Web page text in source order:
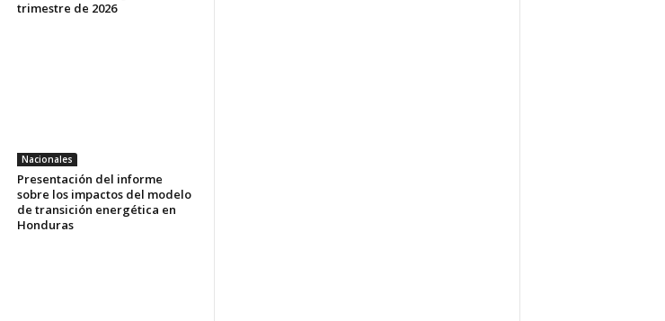
trimestre de 2026
Nacionales
Presentación del informe
sobre los impactos del modelo
de transición energética en
Honduras